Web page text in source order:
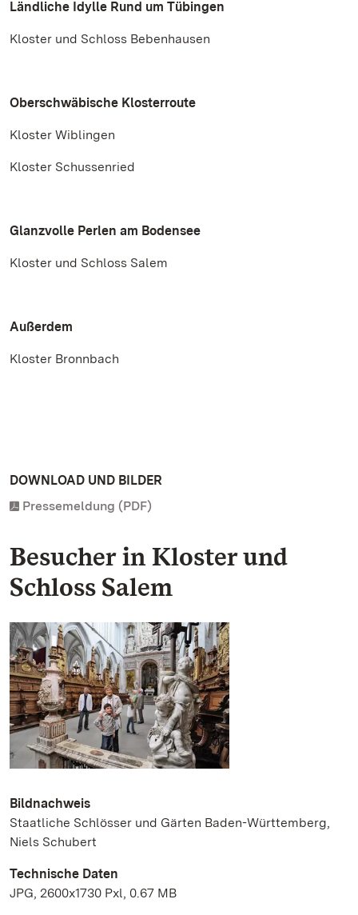
Ländliche Idylle Rund um Tübingen
Kloster und Schloss Bebenhausen
Oberschwäbische Klosterroute
Kloster Wiblingen
Kloster Schussenried
Glanzvolle Perlen am Bodensee
Kloster und Schloss Salem
Außerdem
Kloster Bronnbach
DOWNLOAD UND BILDER
Pressemeldung (PDF)
Besucher in Kloster und
Schloss Salem
Bildnachweis
Staatliche Schlösser und Gärten Baden-Württemberg,
Niels Schubert
Technische Daten
JPG, 2600x1730 Pxl, 0.67 MB